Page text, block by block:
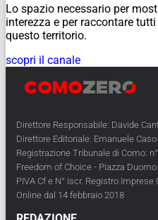
Lo spazio necessario per
interezza e per raccontare
questo territorio.
scopri il canale
Direttore Responsabile: Davide
Direttore Editoriale: Emanuele Caso
Registrazione Tribunale di Como:
Freedom of Choice - Piazza
PIVA Cf e N° Iscr. Registro Imprese
Online dal 14 febbraio 2018